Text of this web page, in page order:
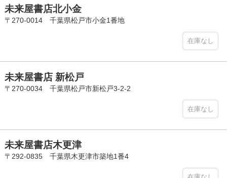
未来屋書店北小金
〒270-0014 千葉県松戸市小金1番地
在庫なし
未来屋書店 新松戸
〒270-0034 千葉県松戸市新松戸3-2-2
在庫なし
未来屋書店木更津
〒292-0835 千葉県木更津市築地1番4